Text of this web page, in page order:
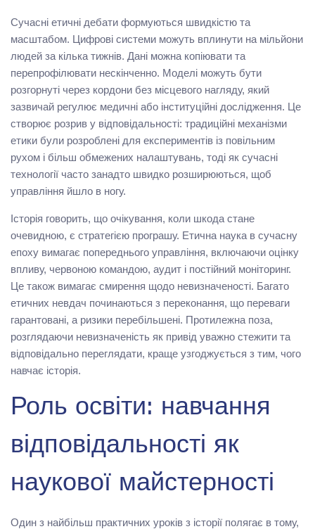
Сучасні етичні дебати формуються швидкістю та
масштабом. Цифрові системи можуть вплинути на мільйони
людей за кілька тижнів. Дані можна копіювати та
перепрофілювати нескінченно. Моделі можуть бути
розгорнуті через кордони без місцевого нагляду, який
зазвичай регулює медичні або інституційні дослідження. Це
створює розрив у відповідальності: традиційні механізми
етики були розроблені для експериментів із повільним
рухом і більш обмежених налаштувань, тоді як сучасні
технології часто занадто швидко розширюються, щоб
управління йшло в ногу.
Історія говорить, що очікування, коли шкода стане
очевидною, є стратегією програшу. Етична наука в сучасну
епоху вимагає попереднього управління, включаючи оцінку
впливу, червоною командою, аудит і постійний моніторинг.
Це також вимагає смирення щодо невизначеності. Багато
етичних невдач починаються з переконання, що переваги
гарантовані, а ризики перебільшені. Протилежна поза,
розглядаючи невизначеність як привід уважно стежити та
відповідально переглядати, краще узгоджується з тим, чого
навчає історія.
Роль освіти: навчання
відповідальності як
наукової майстерності
Один з найбільш практичних уроків з історії полягає в тому,